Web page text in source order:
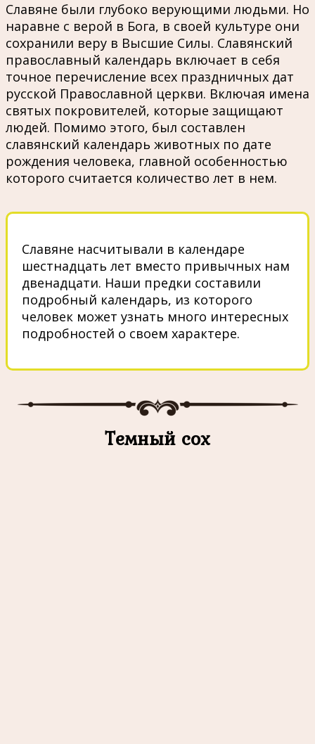
Славяне были глубоко верующими людьми. Но
наравне с верой в Бога, в своей культуре они
сохранили веру в Высшие Силы. Славянский
православный календарь включает в себя
точное перечисление всех праздничных дат
русской Православной церкви. Включая имена
святых покровителей, которые защищают
людей. Помимо этого, был составлен
славянский календарь животных по дате
рождения человека, главной особенностью
которого считается количество лет в нем.
Славяне насчитывали в календаре
шестнадцать лет вместо привычных нам
двенадцати. Наши предки составили
подробный календарь, из которого
человек может узнать много интересных
подробностей о своем характере.
Темный сох